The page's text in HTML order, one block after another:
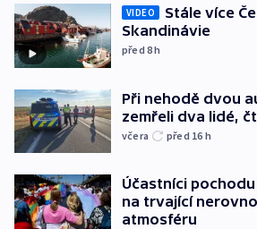
VIDEO
Stále více
Skandinávie
před 8h
Při nehodě dvou
zemřeli dva lidé,
včera před 16 h
Účastníci
na trvající
atmosféru